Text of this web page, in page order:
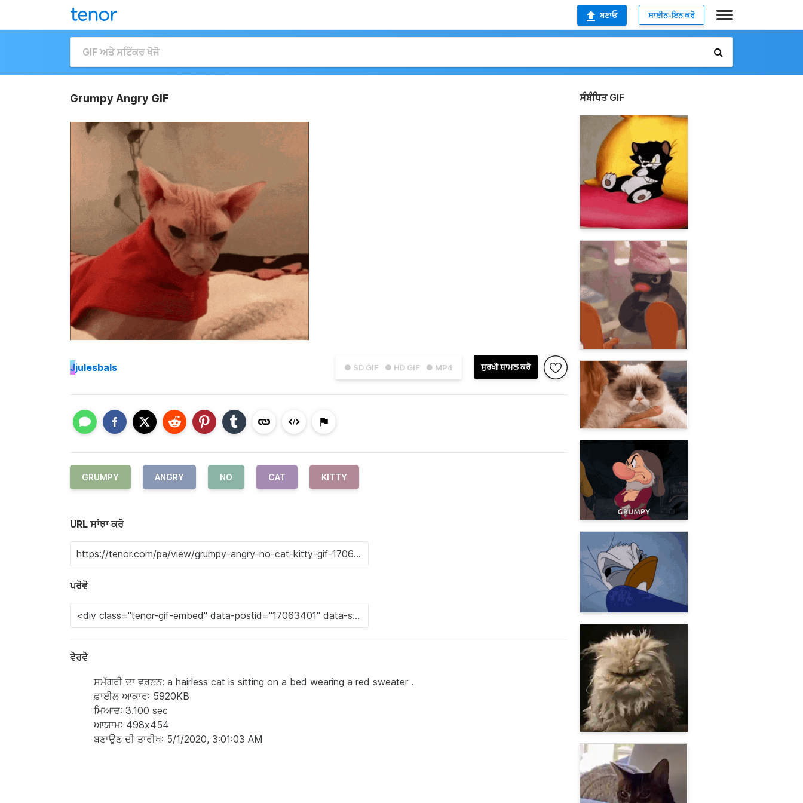
ਬਣਾਓ ਸਾਈਨ-ਇਨ ਕਰੋ
Grumpy Angry GIF
● SD GIF ● HD GIF ● MP4 ਸੁਰਖੀ ਸ਼ਾਮਲ ਕਰੋ
Jjulesbals
GRUMPY ANGRY NO CAT KITTY
URL ਸਾਂਝਾ ਕਰੋ
ਪਰੋਵੋ
ਵੇਰਵੇ
ਸਮੱਗਰੀ ਦਾ ਵਰਣਨ: a hairless cat is sitting on a bed wearing a red sweater .
ਫ਼ਾਈਲ ਆਕਾਰ: 5920KB
ਮਿਆਦ: 3.100 sec
ਆਯਾਮ: 498x454
ਬਣਾਉਣ ਦੀ ਤਾਰੀਖ: 5/1/2020, 3:01:03 AM
ਸੰਬੰਧਿਤ GIF